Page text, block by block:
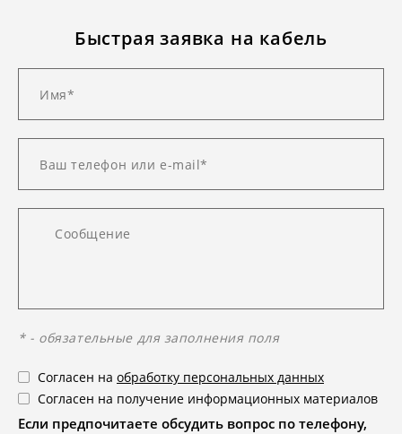
Быстрая заявка на кабель
* - обязательные для заполнения поля
Согласен на обработку персональных данных
Согласен на получение информационных материалов
Если предпочитаете обсудить вопрос по телефону,